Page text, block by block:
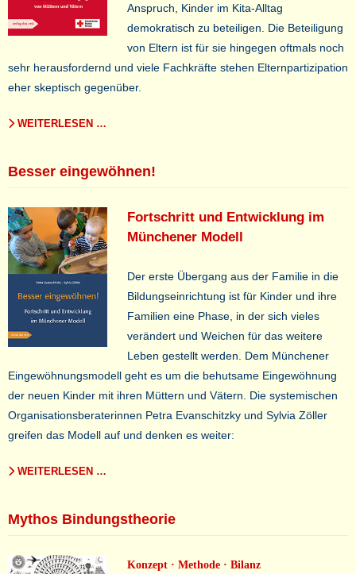
Anspruch, Kinder im Kita-Alltag
demokratisch zu beteiligen. Die Beteiligung
von Eltern ist für sie hingegen oftmals noch
sehr herausfordernd und viele Fachkräfte stehen Elternpartizipation
eher skeptisch gegenüber.
WEITERLESEN …
Besser eingewöhnen!
Fortschritt und Entwicklung im
Münchener Modell
Der erste Übergang aus der Familie in die
Bildungseinrichtung ist für Kinder und ihre
Familien eine Phase, in der sich vieles
verändert und Weichen für das weitere
Leben gestellt werden. Dem Münchener
Eingewöhnungsmodell geht es um die behutsame Eingewöhnung
der neuen Kinder mit ihren Müttern und Vätern. Die systemischen
Organisationsberaterinnen Petra Evanschitzky und Sylvia Zöller
greifen das Modell auf und denken es weiter:
WEITERLESEN …
Mythos Bindungstheorie
Konzept · Methode · Bilanz